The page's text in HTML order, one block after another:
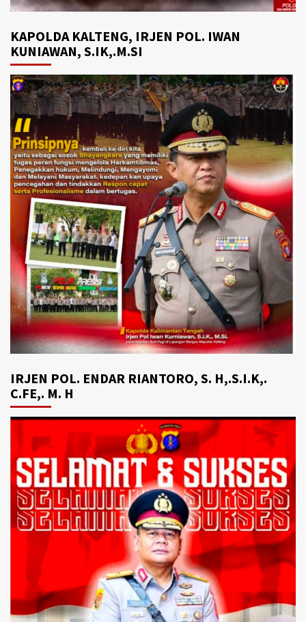
KAPOLDA KALTENG, IRJEN POL. IWAN
KUNIAWAN, S.IK,.M.SI
IRJEN POL. ENDAR RIANTORO, S. H,.S.I.K,.
C.FE,. M. H